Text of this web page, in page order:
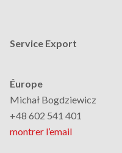
Service Export
Éurope
Michał Bogdziewicz
+48 602 541 401
montrer l’email